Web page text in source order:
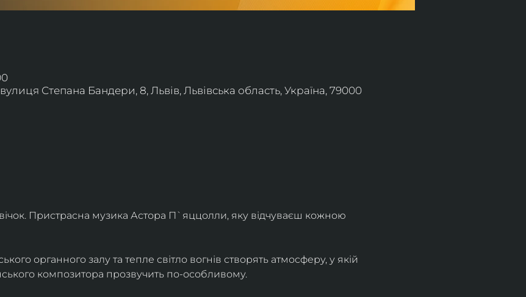
Степана Бандери, 8, Львів, Львівська область, Україна, 79000
Пристрасна музика Астора П`яццолли, яку відчуваєш кожною
органного залу та тепле світло вогнів створять атмосферу, у якій
композитора прозвучить по-особливому.